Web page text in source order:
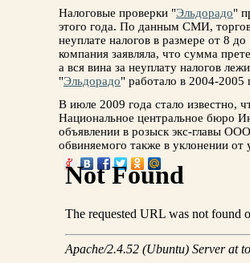
Налоговые проверки "Эльдорадо"
этого года. По данным СМИ,
неуплате налогов в размере от 8
компания заявляла, что сумма
а вся вина за неуплату налогов
"Эльдорадо" работало в 2004-2005
В июле 2009 года стало известно,
Национальное центральное бюро
объявлении в розыск экс-главы
обвиняемого также в уклонении от